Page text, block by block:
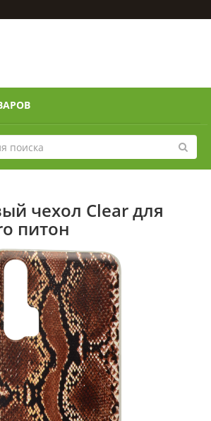
чехол Clear для
питон